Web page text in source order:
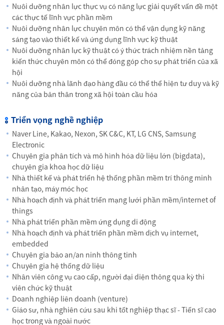
Nuôi dưỡng nhân lực thực vụ có năng lực giải quyết vấn đề một
các thực tế lĩnh vực phần mềm
Nuôi dưỡng nhân lực chuyên môn có thể vận dụng kỹ năng
sáng tạo vào thiết kế và ứng dụng lĩnh vực kỹ thuật
Nuôi dưỡng nhân lực kỹ thuật có ý thức trách nhiệm nền tảng
kiến thức chuyên môn có thể đóng góp cho sự phát triển của xã
hội
Nuôi dưỡng nhà lãnh đạo hàng đầu có thể thể hiện tư duy và kỹ
năng của bản thân trong xã hội toàn cầu hóa
Triển vọng nghề nghiệp
Naver Line, Kakao, Nexon, SK C&C, KT, LG CNS, Samsung
Electronic
Chuyên gia phân tích và mô hình hóa dữ liệu lớn (bigdata),
chuyên gia khoa học dữ liệu
Nhà thiết kế và phát triển hệ thống phần mềm trí thông minh
nhân tạo, máy móc học
Nhà hoạch định và phát triển mạng lưới phần mềm/internet of
things
Nhà phát triển phần mềm ứng dụng di động
Nhà hoạch định và phát triển phần mềm dịch vụ internet,
embedded
Chuyên gia bảo an/an ninh thông tinh
Chuyên gia hệ thống dữ liệu
Nhân viên công vụ cao cấp, người đại diện thông qua kỳ thi
viên chức kỹ thuật
Doanh nghiệp liên doanh (venture)
Giáo sư, nhà nghiên cứu sau khi tốt nghiệp thạc sĩ - Tiến sĩ cao
học trong và ngoài nước